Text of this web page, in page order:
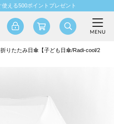
える500ポイントプレゼント
りたたみ日傘【子ども日傘/Radi-cool/2